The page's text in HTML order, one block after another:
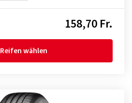
158,70 Fr.
Reifen wählen